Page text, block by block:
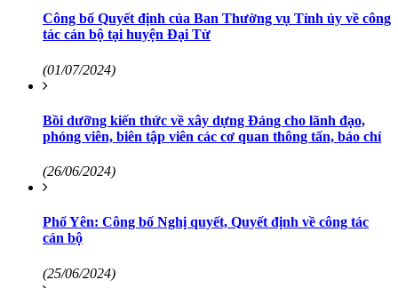
Công bố Quyết định của Ban Thường vụ Tỉnh ủy về công
tác cán bộ tại huyện Đại Từ
(01/07/2024)
Bồi dưỡng kiến thức về xây dựng Đảng cho lãnh đạo,
phóng viên, biên tập viên các cơ quan thông tấn, báo chí
(26/06/2024)
Phổ Yên: Công bố Nghị quyết, Quyết định về công tác
cán bộ
(25/06/2024)